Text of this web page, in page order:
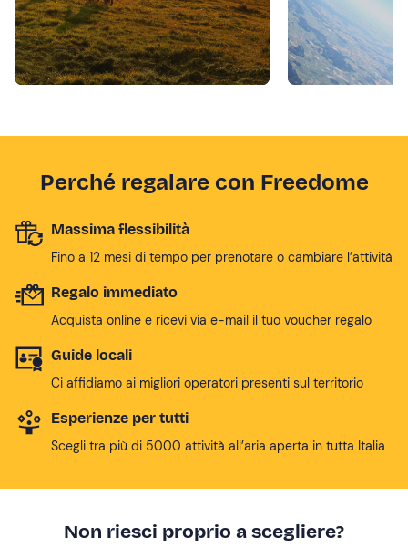
Perché regalare con Freedome
Massima flessibilità
Fino a 12 mesi di tempo per prenotare o cambiare l’attività
Regalo immediato
Acquista online e ricevi via e-mail il tuo voucher regalo
Guide locali
Ci affidiamo ai migliori operatori presenti sul territorio
Esperienze per tutti
Scegli tra più di 5000 attività all’aria aperta in tutta Italia
Non riesci proprio a scegliere?